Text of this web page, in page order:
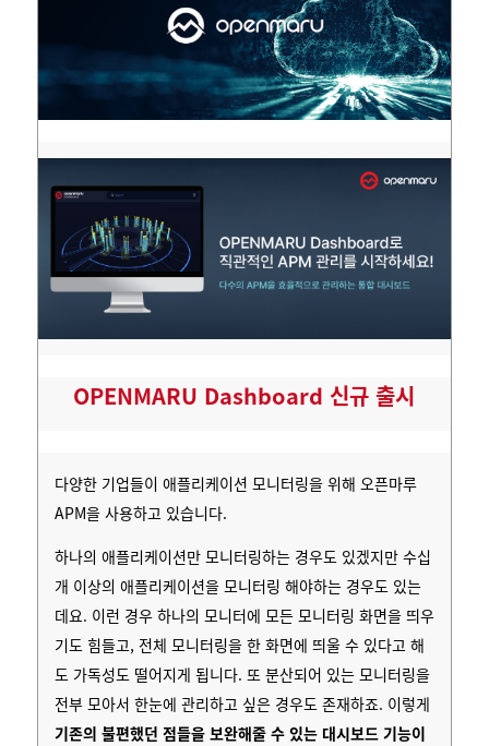
OPENMARU Dashboard 신규 출시
다양한 기업들이 애플리케이션 모니터링을 위해 오픈마루
APM을 사용하고 있습니다.
하나의 애플리케이션만 모니터링하는 경우도 있겠지만 수십
개 이상의 애플리케이션을 모니터링 해야하는 경우도 있는
데요. 이런 경우 하나의 모니터에 모든 모니터링 화면을 띄우
기도 힘들고, 전체 모니터링을 한 화면에 띄울 수 있다고 해
도 가독성도 떨어지게 됩니다. 또 분산되어 있는 모니터링을
전부 모아서 한눈에 관리하고 싶은 경우도 존재하죠. 이렇게
기존의 불편했던 점들을 보완해줄 수 있는 대시보드 기능이